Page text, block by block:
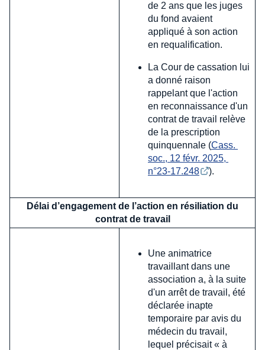
de 2 ans que les juges
du fond avaient
appliqué à son action
en requalification.
La Cour de cassation lui
a donné raison
rappelant que l'action
en reconnaissance d'un
contrat de travail relève
de la prescription
quinquennale (Cass.
soc., 12 févr. 2025,
n°23-17.248
).
Délai d’engagement de l’action en résiliation du
contrat de travail
Une animatrice
travaillant dans une
association a, à la suite
d'un arrêt de travail, été
déclarée inapte
temporaire par avis du
médecin du travail,
lequel précisait « à